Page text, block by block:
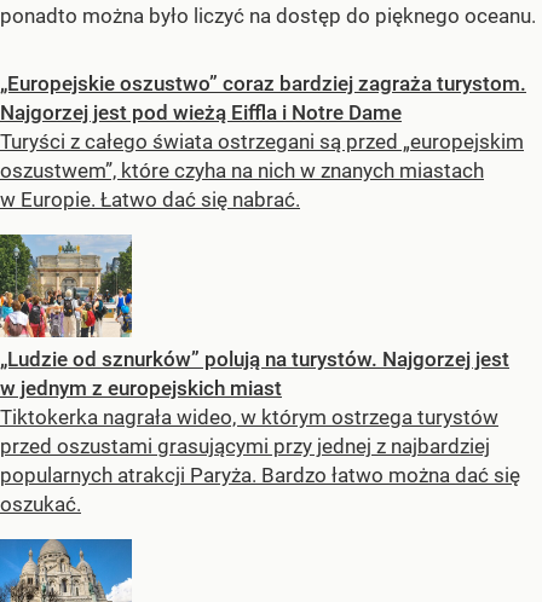
ponadto można było liczyć na dostęp do pięknego oceanu.
„Europejskie oszustwo” coraz bardziej zagraża turystom.
Najgorzej jest pod wieżą Eiffla i Notre Dame
Turyści z całego świata ostrzegani są przed „europejskim
oszustwem”, które czyha na nich w znanych miastach
w Europie. Łatwo dać się nabrać.
„Ludzie od sznurków” polują na turystów. Najgorzej jest
w jednym z europejskich miast
Tiktokerka nagrała wideo, w którym ostrzega turystów
przed oszustami grasującymi przy jednej z najbardziej
popularnych atrakcji Paryża. Bardzo łatwo można dać się
oszukać.